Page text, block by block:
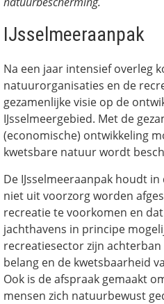
IJsselmeeraanpak
Na een jaar intensief overleg
natuurorganisaties en de
gezamenlijke visie op de
IJsselmeergebied. Met de
(economische) ontwikkeling
kwetsbare natuur wordt
De IJsselmeeraanpak houdt
niet uit voorzorg worden
recreatie te voorkomen en
jachthavens in principe
recreatiesector zijn
belang en de kwetsbaarheid
Ook is de afspraak gemaakt
mensen zich natuurbewust